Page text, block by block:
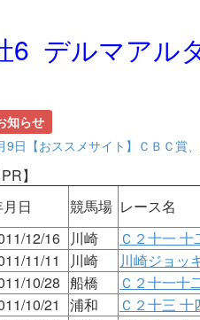
6 デルマアル
知らせ
9日【おススメサイト】ＣＢＣ賞
PR】
日
競馬場 レース名
12/16 川崎 Ｃ２十一 十
11/11
川崎 川崎ジョッ
10/28 船橋 Ｃ２十一十
10/21
浦和 Ｃ２十三 十